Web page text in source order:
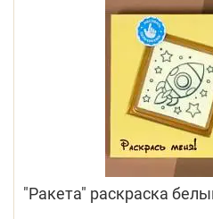
"Ракета" раскраска